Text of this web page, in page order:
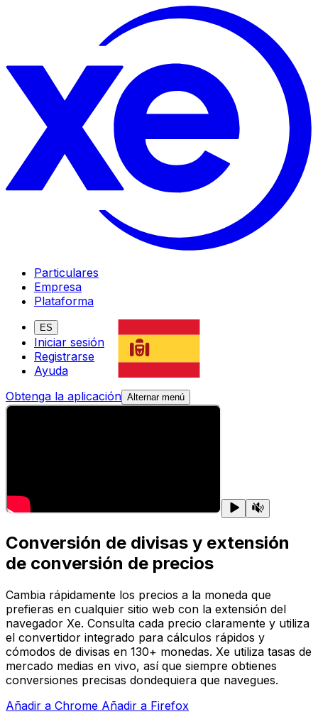
Particulares
Empresa
Plataforma
ES
Iniciar sesión
Registrarse
Ayuda
Obtenga la aplicación Alternar menú
Conversión de divisas y extensión
de conversión de precios
Cambia rápidamente los precios a la moneda que
prefieras en cualquier sitio web con la extensión del
navegador Xe. Consulta cada precio claramente y utiliza
el convertidor integrado para cálculos rápidos y
cómodos de divisas en 130+ monedas. Xe utiliza tasas de
mercado medias en vivo, así que siempre obtienes
conversiones precisas dondequiera que navegues.
Añadir a Chrome Añadir a Firefox